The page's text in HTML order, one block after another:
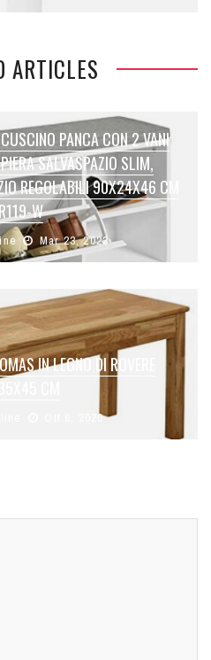
ARTICLES
PANCA CON 2 VANI
SALVASPAZIO SLIM,
REGOLABILI 90X24X46 CM
W
Mar 23, 2023
IN LEGNO DI ROVERE
CM
Ott 8, 2020